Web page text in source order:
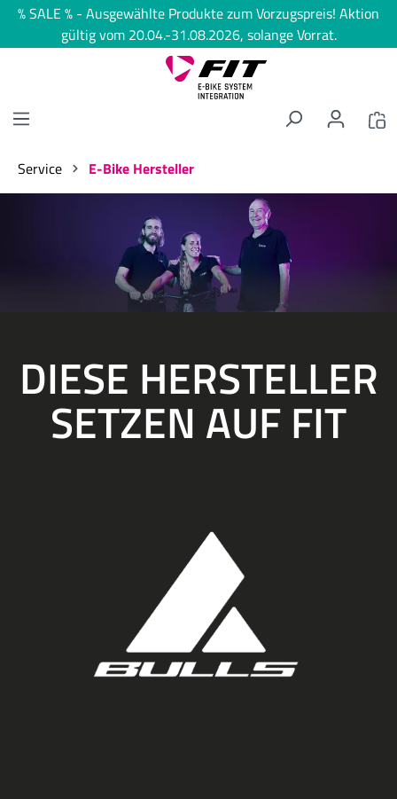
springen
% SALE % - Ausgewählte Produkte zum Vorzugspreis! Aktion
gültig vom 20.04.-31.08.2026, solange Vorrat.
Service
E-Bike Hersteller
DIESE HERSTELLER
SETZEN AUF FIT